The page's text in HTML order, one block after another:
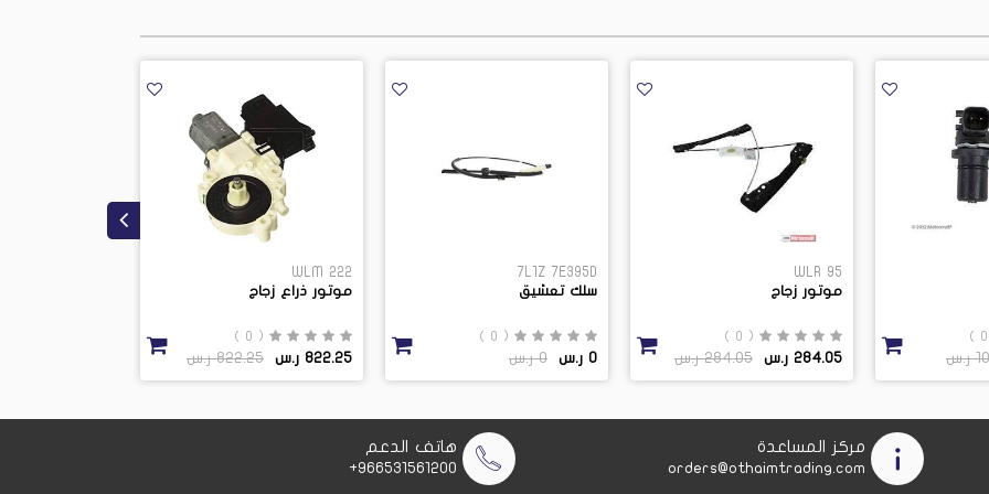
WLM 222
موتور ذراع زجاج
( 0 )
822.25 ر.س 822.25 ر.س
7L1Z 7E395D
سلك تعشيق
( 0 )
0 ر.س 0 ر.س
WLR 95
موتور زجاج
( 0 )
284.05 ر.س 284.05 ر.س
مركز المساعدة
orders@othaimtrading.com
هاتف الدعم
966531561200+